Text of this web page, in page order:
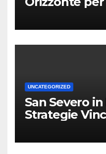
UNCATEGORIZED
San Severo
Strategie
Territorio